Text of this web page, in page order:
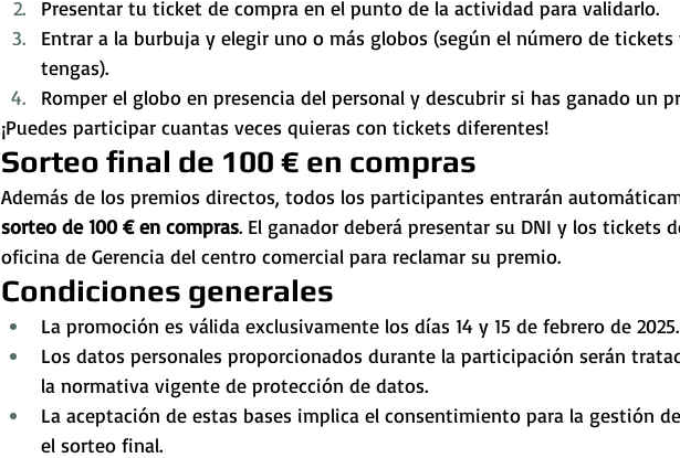
Presentar tu ticket de compra en el punto de la actividad para validarlo.
Entrar a la burbuja y elegir uno o más globos (según el número de tickets
tengas).
Romper el globo en presencia del personal y descubrir si has ganado un
¡Puedes participar cuantas veces quieras con tickets diferentes!
Sorteo final de 100 € en compras
Además de los premios directos, todos los participantes entrarán
sorteo de 100 € en compras. El ganador deberá presentar su DNI y los tickets
oficina de Gerencia del centro comercial para reclamar su premio.
Condiciones generales
La promoción es válida exclusivamente los días 14 y 15 de febrero de 2025.
Los datos personales proporcionados durante la participación serán
la normativa vigente de protección de datos.
La aceptación de estas bases implica el consentimiento para la gestión
el sorteo final.